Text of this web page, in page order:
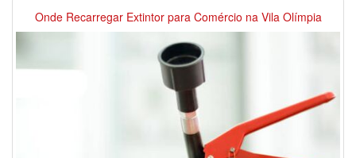
Onde Recarregar Extintor para Comércio na Vila Olímpia